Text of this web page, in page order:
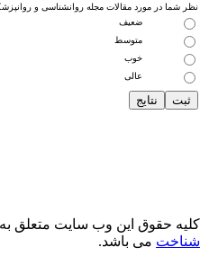
شما در مورد مقالات مجله روانشناسی و
ضعیف
متوسط
خوب
عالی
حقوق این وب سایت متعلق به
می باشد.